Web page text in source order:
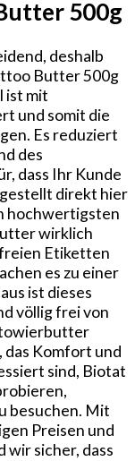
500g
deshalb
Butter 500g
ist mit
und somit die
Es reduziert
des
dass Ihr Kunde
direkt hier
hochwertigsten
wirklich
Etiketten
es zu einer
ist dieses
völlig frei von
das Komfort und
sind, Biotat
besuchen. Mit
Preisen und
sicher, dass